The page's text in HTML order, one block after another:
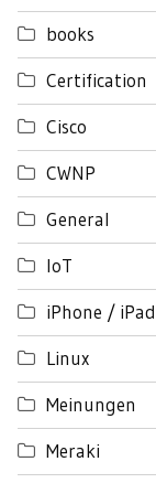
books
Certification
Cisco
CWNP
General
IoT
iPhone / iPad
Linux
Meinungen
Meraki